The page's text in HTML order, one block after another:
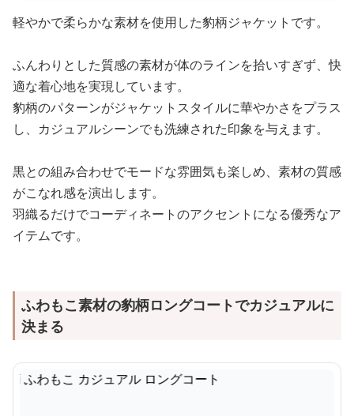
軽やかで柔らかな素材を使用した豹柄ジャケットです。
ふんわりとした質感の素材が体のラインを拾いすぎず、快
適な着心地を実現しています。
豹柄のパターンがジャケットスタイルに華やかさをプラス
し、カジュアルシーンでも洗練された印象を与えます。
黒との組み合わせでモードな雰囲気も楽しめ、素材の質感
がこなれ感を演出します。
羽織るだけでコーディネートのアクセントになる優秀なア
イテムです。
ふわもこ素材の豹柄ロングコートでカジュアルに
決まる